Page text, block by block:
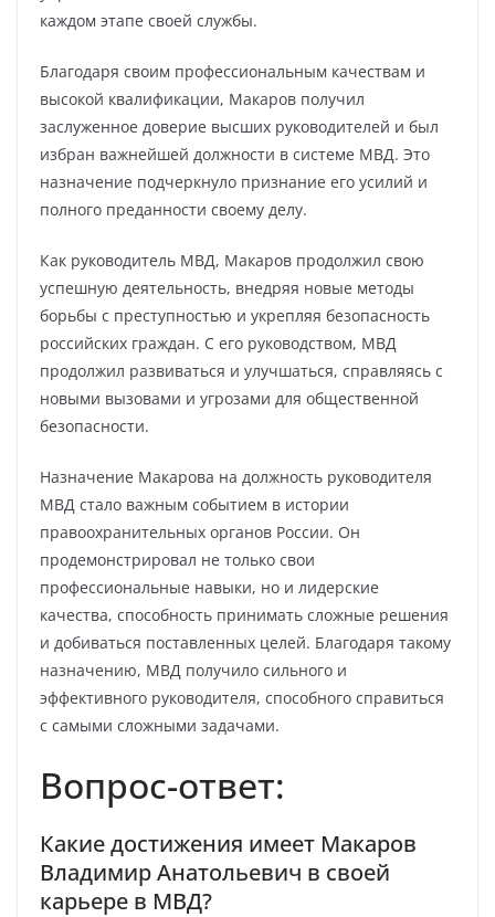
каждом этапе своей службы.
Благодаря своим профессиональным качествам и
высокой квалификации, Макаров получил
заслуженное доверие высших руководителей и был
избран важнейшей должности в системе МВД. Это
назначение подчеркнуло признание его усилий и
полного преданности своему делу.
Как руководитель МВД, Макаров продолжил свою
успешную деятельность, внедряя новые методы
борьбы с преступностью и укрепляя безопасность
российских граждан. С его руководством, МВД
продолжил развиваться и улучшаться, справляясь с
новыми вызовами и угрозами для общественной
безопасности.
Назначение Макарова на должность руководителя
МВД стало важным событием в истории
правоохранительных органов России. Он
продемонстрировал не только свои
профессиональные навыки, но и лидерские
качества, способность принимать сложные решения
и добиваться поставленных целей. Благодаря такому
назначению, МВД получило сильного и
эффективного руководителя, способного справиться
с самыми сложными задачами.
Вопрос-ответ:
Какие достижения имеет Макаров
Владимир Анатольевич в своей
карьере в МВД?